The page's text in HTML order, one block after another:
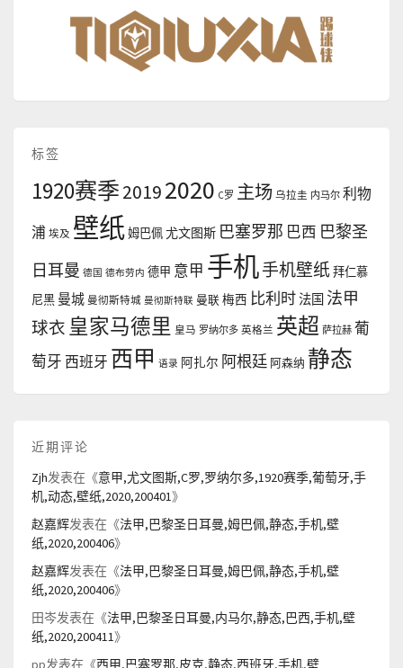
标签
1920赛季20192020 C罗 主场 乌拉圭 内马尔 利物
浦 埃及 壁纸姆巴佩尤文图斯 巴塞罗那 巴西 巴黎圣
日耳曼 德国 德布劳内 德甲 意甲 手机手机壁纸拜仁慕
尼黑 曼城 曼彻斯特城 曼彻斯特联 曼联梅西 比利时法国 法甲
球衣 皇家马德里 皇马 罗纳尔多 英格兰 英超 萨拉赫 葡
萄牙 西班牙 西甲 语录 阿扎尔 阿根廷 阿森纳 静态
近期评论
Zjh发表在《意甲,尤文图斯,C罗,罗纳尔多,1920赛季,葡萄牙,手
机,动态,壁纸,2020,200401》
赵嘉辉发表在《法甲,巴黎圣日耳曼,姆巴佩,静态,手机,壁
纸,2020,200406》
赵嘉辉发表在《法甲,巴黎圣日耳曼,姆巴佩,静态,手机,壁
纸,2020,200406》
田岑发表在《法甲,巴黎圣日耳曼,内马尔,静态,巴西,手机,壁
纸,2020,200411》
pp发表在《西甲,巴塞罗那,皮克,静态,西班牙,手机,壁